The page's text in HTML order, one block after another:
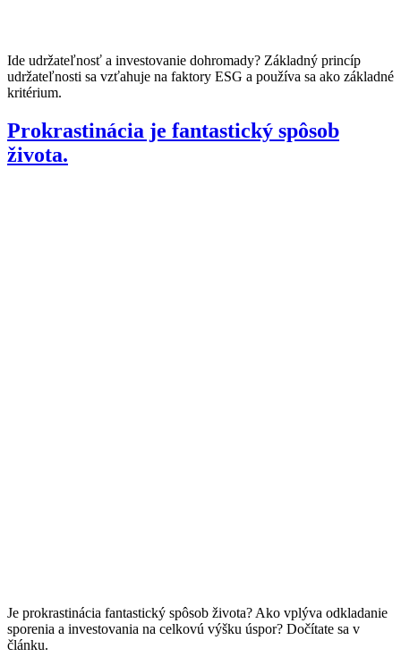
Ide udržateľnosť a investovanie dohromady? Základný princíp
udržateľnosti sa vzťahuje na faktory ESG a používa sa ako základné
kritérium.
Prokrastinácia je fantastický spôsob
života.
Je prokrastinácia fantastický spôsob života? Ako vplýva odkladanie
sporenia a investovania na celkovú výšku úspor? Dočítate sa v
článku.